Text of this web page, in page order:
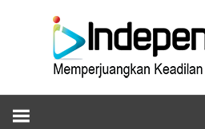
Memperjuangkan
Keadilan